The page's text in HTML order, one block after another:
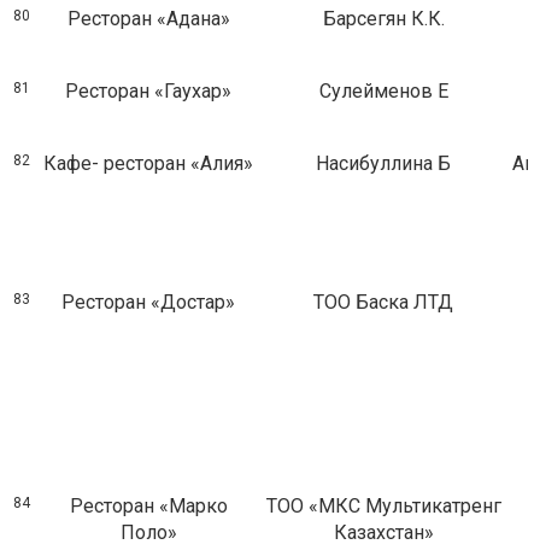
80 Ресторан «Адана» Барсегян К.К.
81 Ресторан «Гаухар» Сулейменов Е
82 Кафе- ресторан «Алия» Насибуллина Б
83 Ресторан «Достар» ТОО Баска ЛТД
84
Ресторан «Марко
Поло»
ТОО «МКС Мультикатренг
Казахстан»